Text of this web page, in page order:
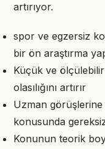
artırıyor.
spor ve egzersiz
bir ön araştırma
Küçük ve
olasılığını artırır
Uzman
konusunda
Konunun teorik